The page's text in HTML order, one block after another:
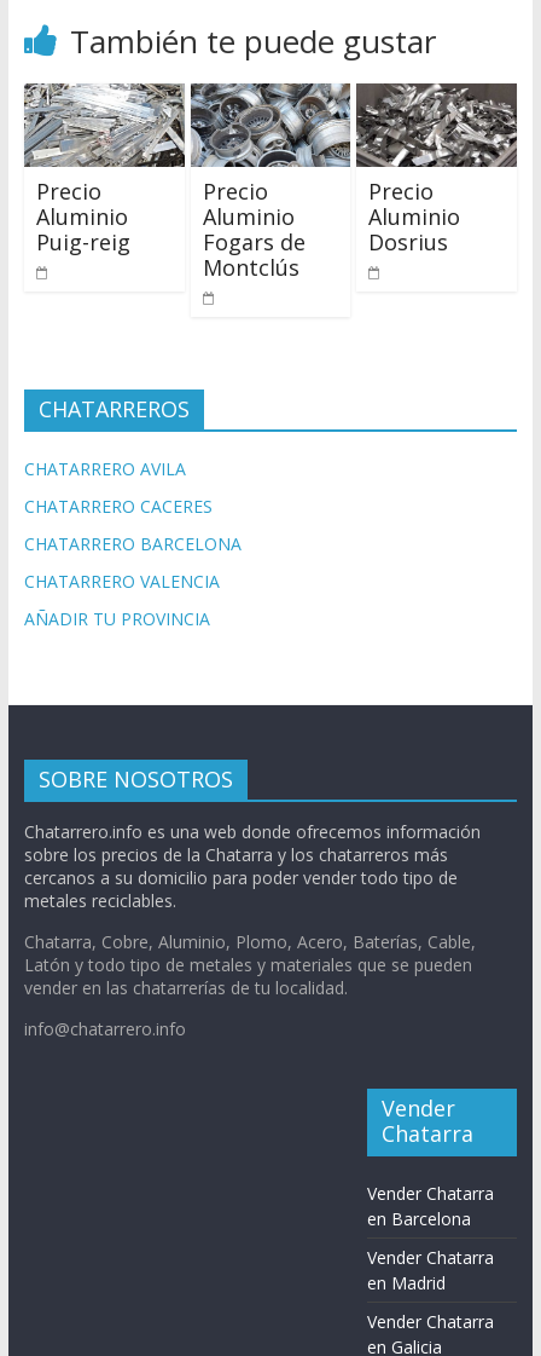
También te puede gustar
Precio
Aluminio
Puig-reig
Precio
Aluminio
Fogars de
Montclús
Precio
Aluminio
Dosrius
CHATARREROS
CHATARRERO AVILA
CHATARRERO CACERES
CHATARRERO BARCELONA
CHATARRERO VALENCIA
AÑADIR TU PROVINCIA
SOBRE NOSOTROS
Chatarrero.info es una web donde ofrecemos información
sobre los precios de la Chatarra y los chatarreros más
cercanos a su domicilio para poder vender todo tipo de
metales reciclables.
Chatarra, Cobre, Aluminio, Plomo, Acero, Baterías, Cable,
Latón y todo tipo de metales y materiales que se pueden
vender en las chatarrerías de tu localidad.
info@chatarrero.info
Vender
Chatarra
Vender Chatarra
en Barcelona
Vender Chatarra
en Madrid
Vender Chatarra
en Galicia